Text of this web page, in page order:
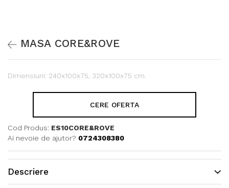
MASA CORE&ROVE
Dimensiuni: 240x100x75, 320x100x75 cm.
CERE OFERTA
Cod Produs: ES10CORE&ROVE
Ai nevoie de ajutor? 0724308380
Descriere